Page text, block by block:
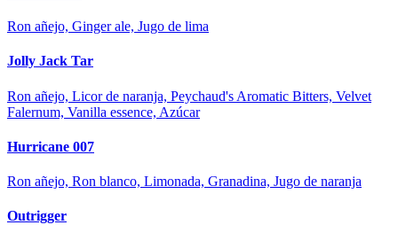
Ron añejo, Ginger ale, Jugo de lima
Jolly Jack Tar
Ron añejo, Licor de naranja, Peychaud's Aromatic Bitters, Velvet
Falernum, Vanilla essence, Azúcar
Hurricane 007
Ron añejo, Ron blanco, Limonada, Granadina, Jugo de naranja
Outrigger